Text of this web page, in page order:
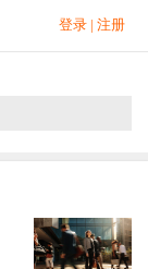
登录 | 注册